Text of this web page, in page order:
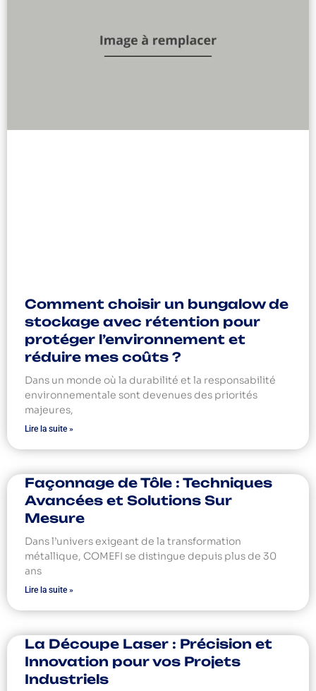
Comment choisir un bungalow de
stockage avec rétention pour
protéger l’environnement et
réduire mes coûts ?
Dans un monde où la durabilité et la responsabilité
environnementale sont devenues des priorités
majeures,
Lire la suite »
Façonnage de Tôle : Techniques
Avancées et Solutions Sur
Mesure
Dans l’univers exigeant de la transformation
métallique, COMEFI se distingue depuis plus de 30
ans
Lire la suite »
La Découpe Laser : Précision et
Innovation pour vos Projets
Industriels